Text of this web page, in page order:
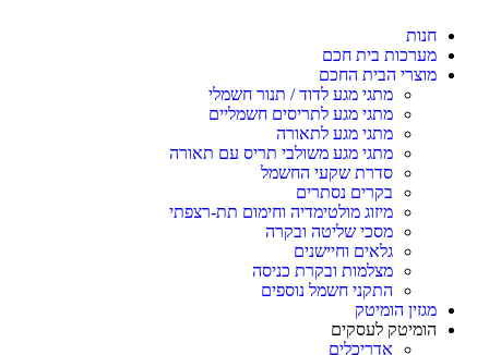
חנות
מערכות בית חכם
מוצרי הבית החכם
מתגי מגע לדוד / תנור חשמלי
מתגי מגע לתריסים חשמליים
מתגי מגע לתאורה
מתגי מגע משולבי תריס עם תאורה
סדרת שקעי החשמל
בקרים נסתרים
מיזוג מולטימדיה וחימום תת-רצפתי
מסכי שליטה ובקרה
גלאים וחיישנים
מצלמות ובקרת כניסה
התקני חשמל נוספים
מגזין הומיטק
הומיטק לעסקים
אדריכלים